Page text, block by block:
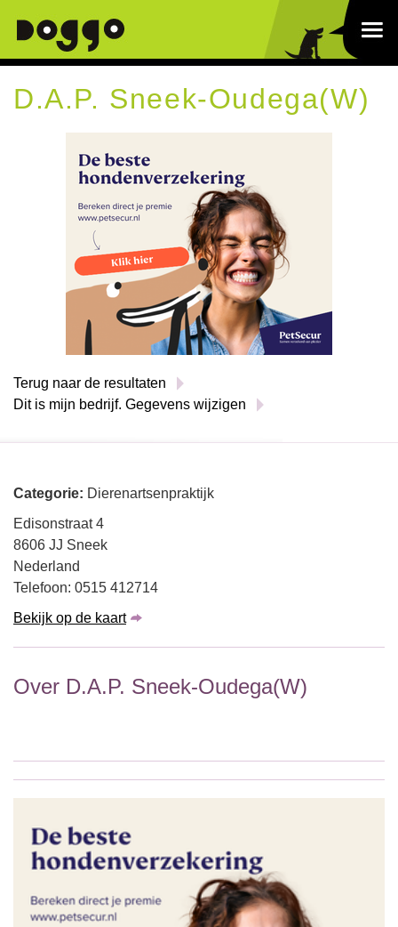
D.A.P. Sneek-Oudega(W)
Terug naar de resultaten
Dit is mijn bedrijf. Gegevens wijzigen
Categorie: Dierenartsenpraktijk
Edisonstraat 4
8606 JJ Sneek
Nederland
Telefoon: 0515 412714
Bekijk op de kaart
Over D.A.P. Sneek-Oudega(W)